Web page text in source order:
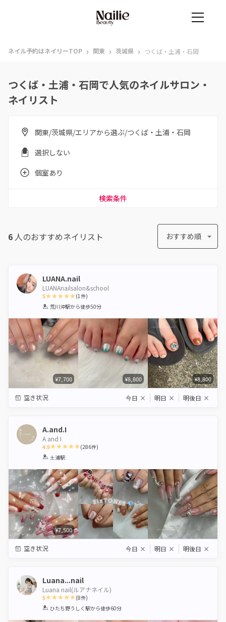
ネイル予約はネイリーTOP › 関東 › 茨城県 › つくば・土浦・石岡
つくば・土浦・石岡で人気のネイルサロン・
ネイリスト
関東/茨城県/エリアから選ぶ/つくば・土浦・石岡
選択しない
個室あり
検索条件
6 人のおすすめネイリスト おすすめ順
LUANA.nail
LUANAnailsalon&school
5
1 2 3 4 5
(1件)
荒川沖駅から徒歩50分
¥7,700 ¥8,800 ¥8,800
空き状況 今日 × 明日 × 明後日 ×
A.and.I
A and I
4.9
1 2 3
(286件)
土浦駅
¥7,500
空き状況 今日 × 明日 × 明後日 ×
Luana...nail
Luana nail(ルアナネイル)
5
1 2 3 4 5
(8件)
ひたち野うしく駅から徒歩60分